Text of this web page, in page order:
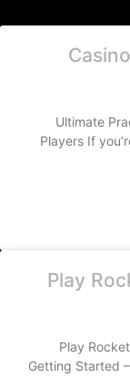
Ultimate
Players If
Play
Play
Getting Started